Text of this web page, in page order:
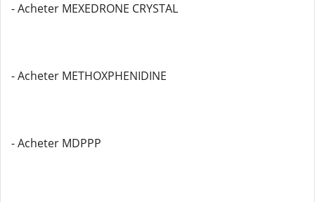
- Acheter MEXEDRONE CRYSTAL
- Acheter METHOXPHENIDINE
- Acheter MDPPP